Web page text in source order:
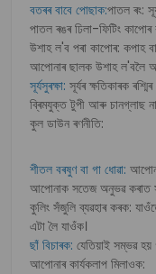
বতৰৰ বাবে পোছাক:পাতল ৰং:
পাতল ৰঙৰ ঢিলা-ফিটিং কাপোৰ
উশাহ ল'ব পৰা কাপোৰ: কপাহ
আপোনাৰ ছালক উশাহ ল'বলৈ
সূৰ্যসুৰক্ষা: সূৰ্যৰ ক্ষতিকাৰক
ব্ৰিমযুক্ত টুপী আৰু চানগ্লাছ
কুল ডাউন ৰণনীতি:
শীতল বৰষুণ বা গা ধোৱা:
আপোনাক সতেজ অনুভৱ কৰাত
কুলিং সঁজুলি ব্যৱহাৰ কৰক:
এটা লৈ যাওঁক।
ছাঁ বিচাৰক: যেতিয়াই সম্ভৱ
আপোনাৰ কাৰ্যকলাপ মিলাওক: